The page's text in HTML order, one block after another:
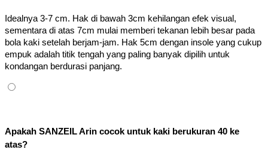
Idealnya 3-7 cm. Hak di bawah 3cm kehilangan efek visual,
sementara di atas 7cm mulai memberi tekanan lebih besar pada
bola kaki setelah berjam-jam. Hak 5cm dengan insole yang cukup
empuk adalah titik tengah yang paling banyak dipilih untuk
kondangan berdurasi panjang.
Apakah SANZEIL Arin cocok untuk kaki berukuran 40 ke
atas?